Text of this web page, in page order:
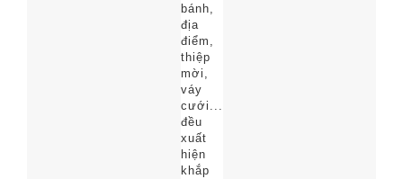
bánh,
địa
điểm,
thiệp
mời,
váy
cưới...
đều
xuất
hiện
khắp